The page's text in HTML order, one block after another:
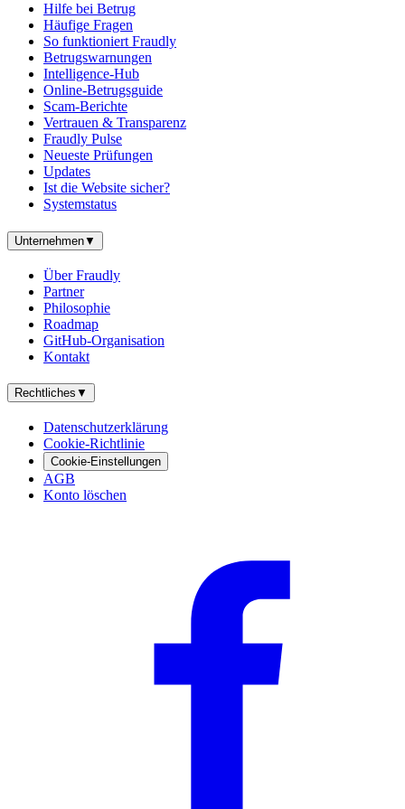
Hilfe bei Betrug
Häufige Fragen
So funktioniert Fraudly
Betrugswarnungen
Intelligence-Hub
Online-Betrugsguide
Scam-Berichte
Vertrauen & Transparenz
Fraudly Pulse
Neueste Prüfungen
Updates
Ist die Website sicher?
Systemstatus
Unternehmen▼
Über Fraudly
Partner
Philosophie
Roadmap
GitHub-Organisation
Kontakt
Rechtliches ▼
Datenschutzerklärung
Cookie-Richtlinie
Cookie-Einstellungen
AGB
Konto löschen